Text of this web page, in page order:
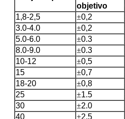
objetivo
1,8-2,5
±0,2
3.0-4.0
±0,2
5.0-6.0
±0.3
8.0-9.0
±0.3
10-12
±0,5
15
±0,7
18-20
±0,8
25
±1.5
30
±2.0
40
±2.5